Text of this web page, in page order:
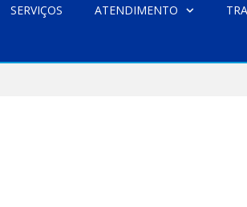
SERVIÇOS ATENDIMENTO